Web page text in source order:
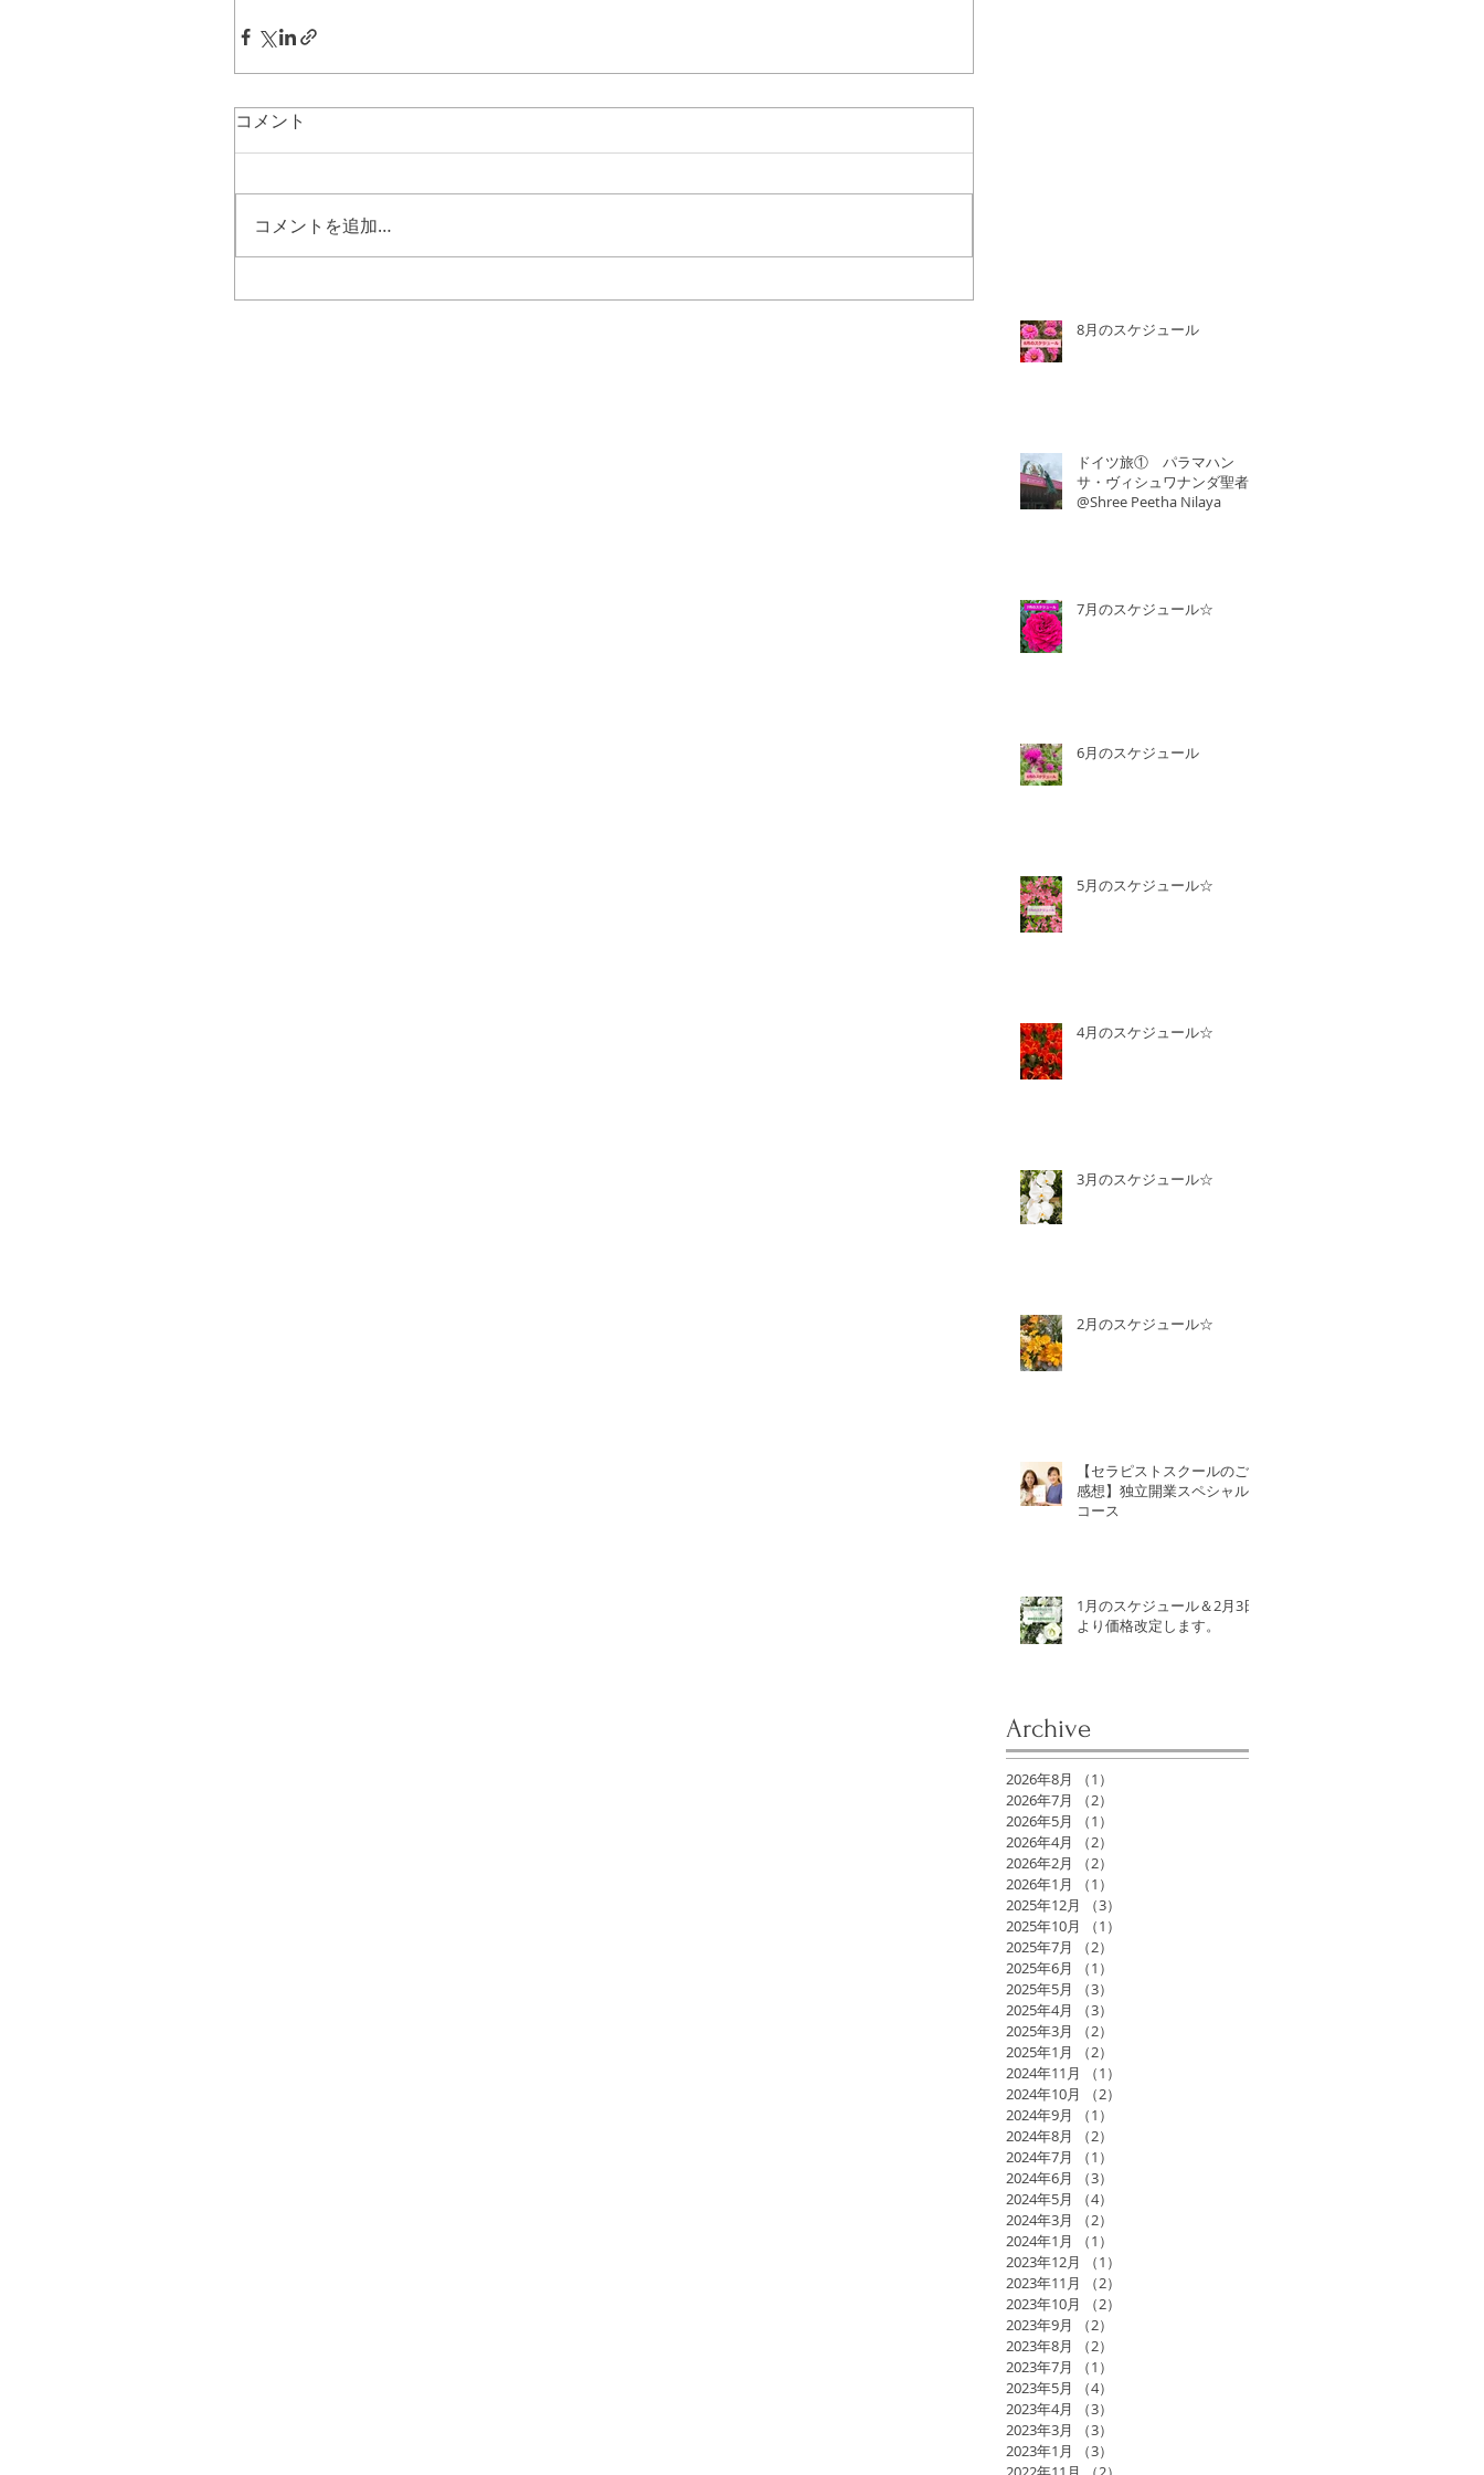
コメント
コメントを追加…
8月のスケジュール
ドイツ旅① パラマハン
サ・ヴィシュワナンダ聖者
@Shree Peetha Nilaya
7月のスケジュール☆
6月のスケジュール
5月のスケジュール☆
4月のスケジュール☆
3月のスケジュール☆
2月のスケジュール☆
【セラピストスクールのご
感想】独立開業スペシャル
コース
1月のスケジュール＆2月3日
より価格改定します。
Archive
2026年8月 （1）
2026年7月
（2）
2026年5月
（1）
2026年4月
（2）
2026年2月
（2）
2026年1月
（1）
2025年12月
（3）
2025年10月
（1）
2025年7月
（2）
2025年6月
（1）
2025年5月
（3）
2025年4月
（3）
2025年3月
（2）
2025年1月
（2）
2024年11月
（1）
2024年10月
（2）
2024年9月
（1）
2024年8月
（2）
2024年7月
（1）
2024年6月
（3）
2024年5月
（4）
2024年3月
（2）
2024年1月
（1）
2023年12月
（1）
2023年11月
（2）
2023年10月
（2）
2023年9月
（2）
2023年8月
（2）
2023年7月
（1）
2023年5月
（4）
2023年4月
（3）
2023年3月
（3）
2023年1月
（3）